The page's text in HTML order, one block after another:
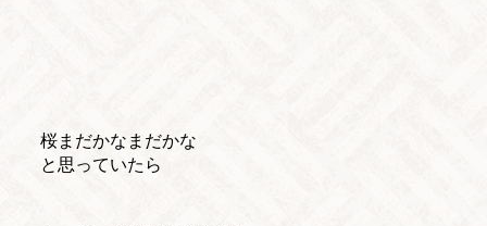
桜まだかなまだかな
と思っていたら